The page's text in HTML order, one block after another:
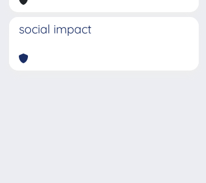
social impact